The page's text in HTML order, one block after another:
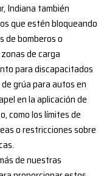
Indiana también
que estén bloqueando
de bomberos o
de carga
para discapacitados
grúa para autos en
en la aplicación de
como los límites de
o restricciones sobre
de nuestras